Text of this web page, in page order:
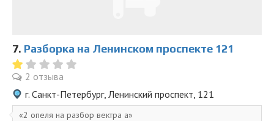
7. Разборка на Ленинском проспекте 121
2 отзыва
г. Санкт-Петербург, Ленинский проспект, 121
2 опеля на разбор вектра а